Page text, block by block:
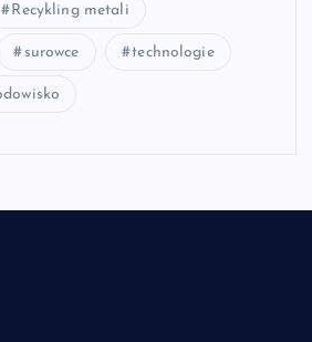
Recykling metali
surowce technologie